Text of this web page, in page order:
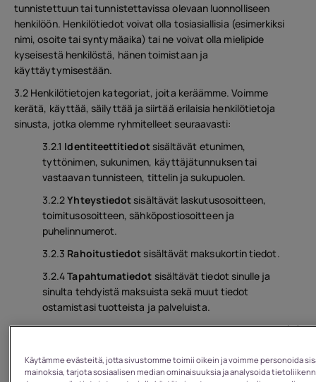
tunnistettuun tai tunnistettavissa olevaan luonnolliseen
henkilöön. Henkilötiedot voivat olla tosiasiallisia (esimerkiksi
nimi, osoite tai syntymäaika) tai ne voivat olla mielipide
kyseisestä henkilöstä, hänen toimistaan ja
käyttäytymisestään.
3.2 Henkilötietojen kategoriat, joita keräämme. Voimme
kerätä, käyttää, säilyttää ja siirtää erilaisia henkilötietoja
sinusta, jotka olemme ryhmitelleet seuraavasti:
3.2.1 Identiteettitiedotsisältävät etunimen,
tyttönimen, sukunimen, käyttäjätunnuksen tai
vastaavan tunnisteen, tittelin ja sukupuolen.
3.2.2Yhteystiedotsisältävät laskutusosoitteen,
toimitusosoitteen, sähköpostiosoitteen ja
puhelinnumerot.
3.2.3 Rahoitustiedotsisältävät maksukortin tiedot.
3.2.4Tapahtumatiedot sisältävät tiedot sinulle ja
sinulta tehdyistä maksuista sekä muut tiedot
ostamistasi tuotteista ja palveluista.
3.2.5Tekniset tiedotsisältävät Internet-protokollan (IP)
aikavyöhykeasetuksen ja sijainnin, selaimen lisäosien
tyypit ja versiot, käyttöjärjestelmän ja alustan sekä
Käytämme evästeitä, jotta sivustomme toimii oikein ja voimme personoida
mainoksia, tarjota sosiaalisen median ominaisuuksia ja analysoida